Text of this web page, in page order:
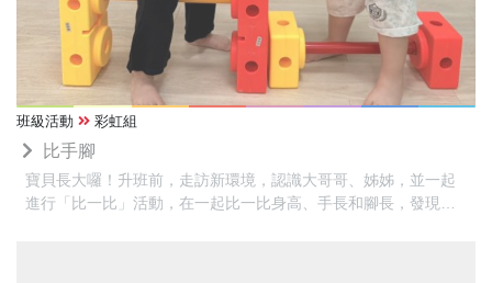
班級活動 彩虹組
比手腳
寶貝長大囉！升班前，走訪新環境，認識大哥哥、姊姊，並一起
進行「比一比」活動，在一起比一比身高、手長和腳長，發現每